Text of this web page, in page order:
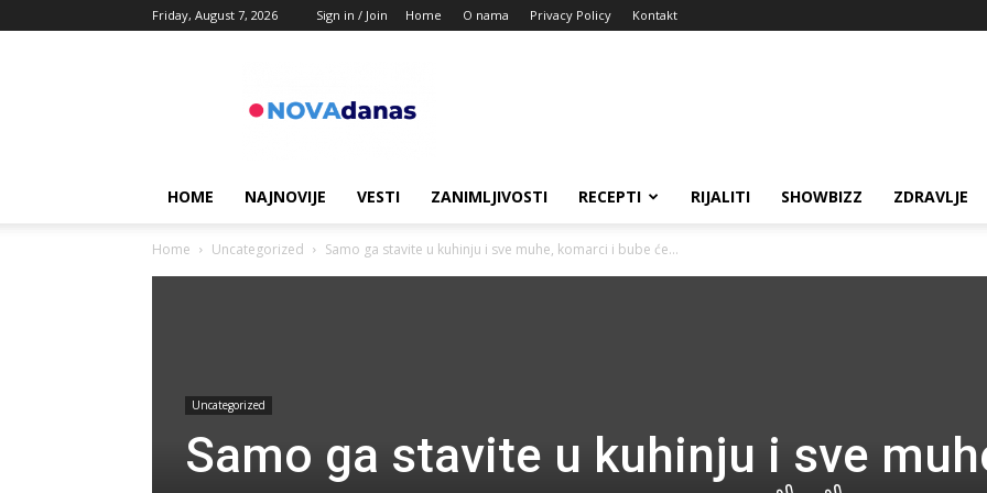
Friday, August 7, 2026 Sign in / Join Home O nama Privacy Policy Kontakt
HOME NAJNOVIJE VESTI ZANIMLJIVOSTI RECEPTI RIJALITI SHOWBIZZ ZDRAVLJE
Home Uncategorized Samo ga stavite u kuhinju i sve muhe, komarci i bube će...
Uncategorized
Samo ga stavite u kuhinju i sve